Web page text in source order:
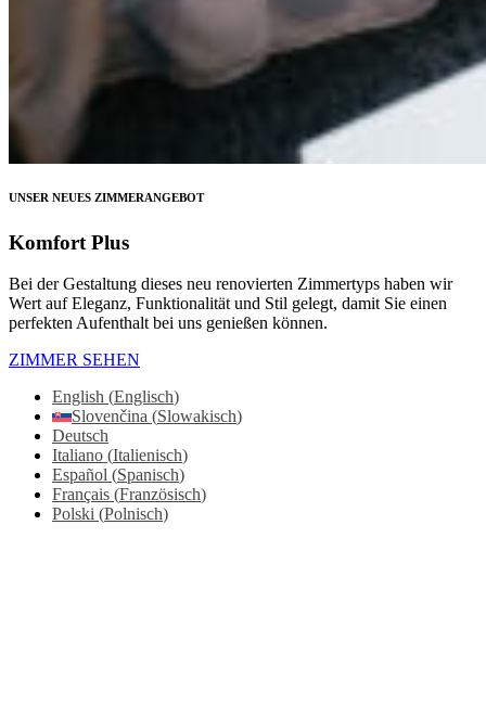
UNSER NEUES ZIMMERANGEBOT
Komfort Plus
Bei der Gestaltung dieses neu renovierten Zimmertyps haben wir
Wert auf Eleganz, Funktionalität und Stil gelegt, damit Sie einen
perfekten Aufenthalt bei uns genießen können.
ZIMMER SEHEN
English (Englisch)
Slovenčina (Slowakisch)
Deutsch
Italiano (Italienisch)
Español (Spanisch)
Français (Französisch)
Polski (Polnisch)